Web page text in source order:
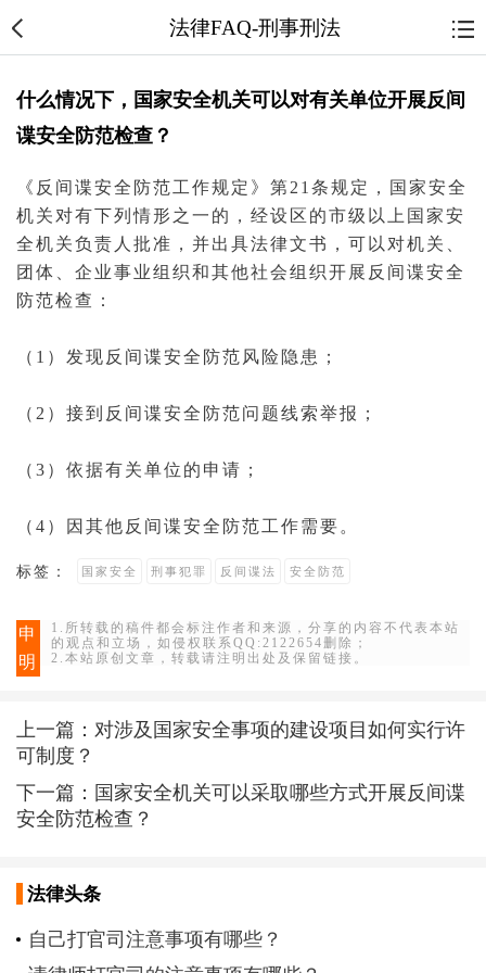
法律FAQ-刑事刑法
什么情况下，国家安全机关可以对有关单位开展反间
谍安全防范检查？
《反 间谍安全防范工作规定》第21条规定， 国家安全
机关对有下列情形之一的，经设区的市级以上国家安
全机关负责人批准，并出具法律文书 ，可以对机关、
团体、企业事业组织和其他社会组织开展反间谍安全
防范检查：
（1）发现反间谍安全防范风险隐患；
（2）接到反间谍安全防范问题线索举报；
（3）依据有关单位的申请；
（4）因其他反间谍安全防范工作需要。
标签： 国家安全 刑事犯罪 反间谍法 安全防范
申
明
1.所转载的稿件都会标注作者和来源，分享的内容不代表本站
的观点和立场，如侵权联系QQ:2122654删除；
2.本站原创文章，转载请注明出处及保留链接。
上一篇： 对涉及国家安全事项的建设项目如何实行许
可制度？
下一篇： 国家安全机关可以采取哪些方式开展反间谍
安全防范检查？
法律头条
自己打官司注意事项有哪些？